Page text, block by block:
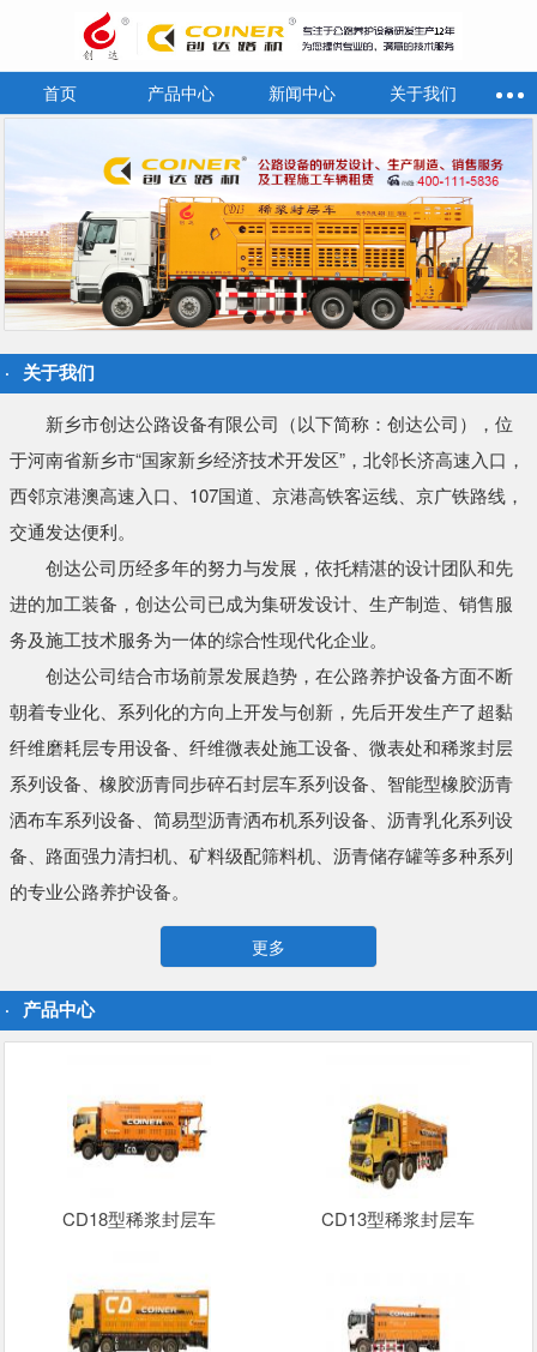
首页 产品中心 新闻中心 关于我们
关于我们
新乡市创达公路设备有限公司（以下简称：创达公司），位
于河南省新乡市“国家新乡经济技术开发区”，北邻长济高速入口，
西邻京港澳高速入口、107国道、京港高铁客运线、京广铁路线，
交通发达便利。
创达公司历经多年的努力与发展，依托精湛的设计团队和先
进的加工装备，创达公司已成为集研发设计、生产制造、销售服
务及施工技术服务为一体的综合性现代化企业。
创达公司结合市场前景发展趋势，在公路养护设备方面不断
朝着专业化、系列化的方向上开发与创新，先后开发生产了超黏
纤维磨耗层专用设备、纤维微表处施工设备、微表处和稀浆封层
系列设备、橡胶沥青同步碎石封层车系列设备、智能型橡胶沥青
洒布车系列设备、简易型沥青洒布机系列设备、沥青乳化系列设
备、路面强力清扫机、矿料级配筛料机、沥青储存罐等多种系列
的专业公路养护设备。
更多
产品中心
CD18型稀浆封层车 CD13型稀浆封层车